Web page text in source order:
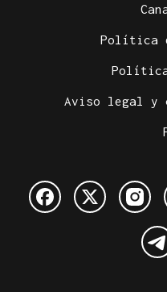
Política
Aviso legal y